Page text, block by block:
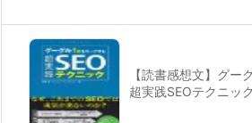
【読書感想文】グー
超実践SEOテクニッ